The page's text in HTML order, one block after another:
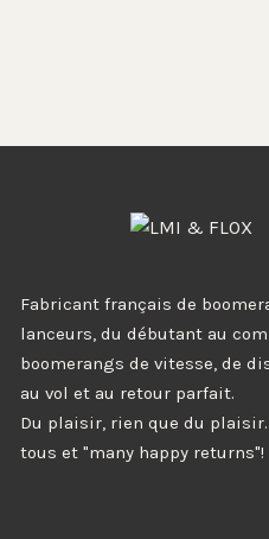
Fabricant français de
lanceurs, du débutant au
boomerangs de vitesse, de
au vol et au retour parfait.
Du plaisir, rien que du
tous et "many happy returns"!